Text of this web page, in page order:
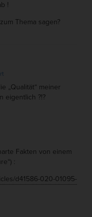
!
Thema sagen?
„Qualität“ meiner
eigentlich ?!?
Fakten von einem
:
d41586-020-01095-